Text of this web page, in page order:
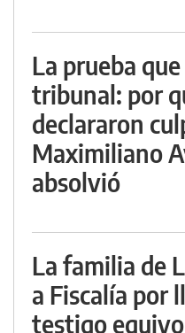
La prueba
tribunal: por
declararon
Maximiliano
absolvió
La familia de
a Fiscalía por
testigo